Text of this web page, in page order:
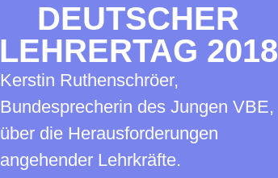
DEUTSCHER
LEHRERTAG 2018
Kerstin Ruthenschröer,
Bundesprecherin des Jungen VBE,
über die Herausforderungen
angehender Lehrkräfte.